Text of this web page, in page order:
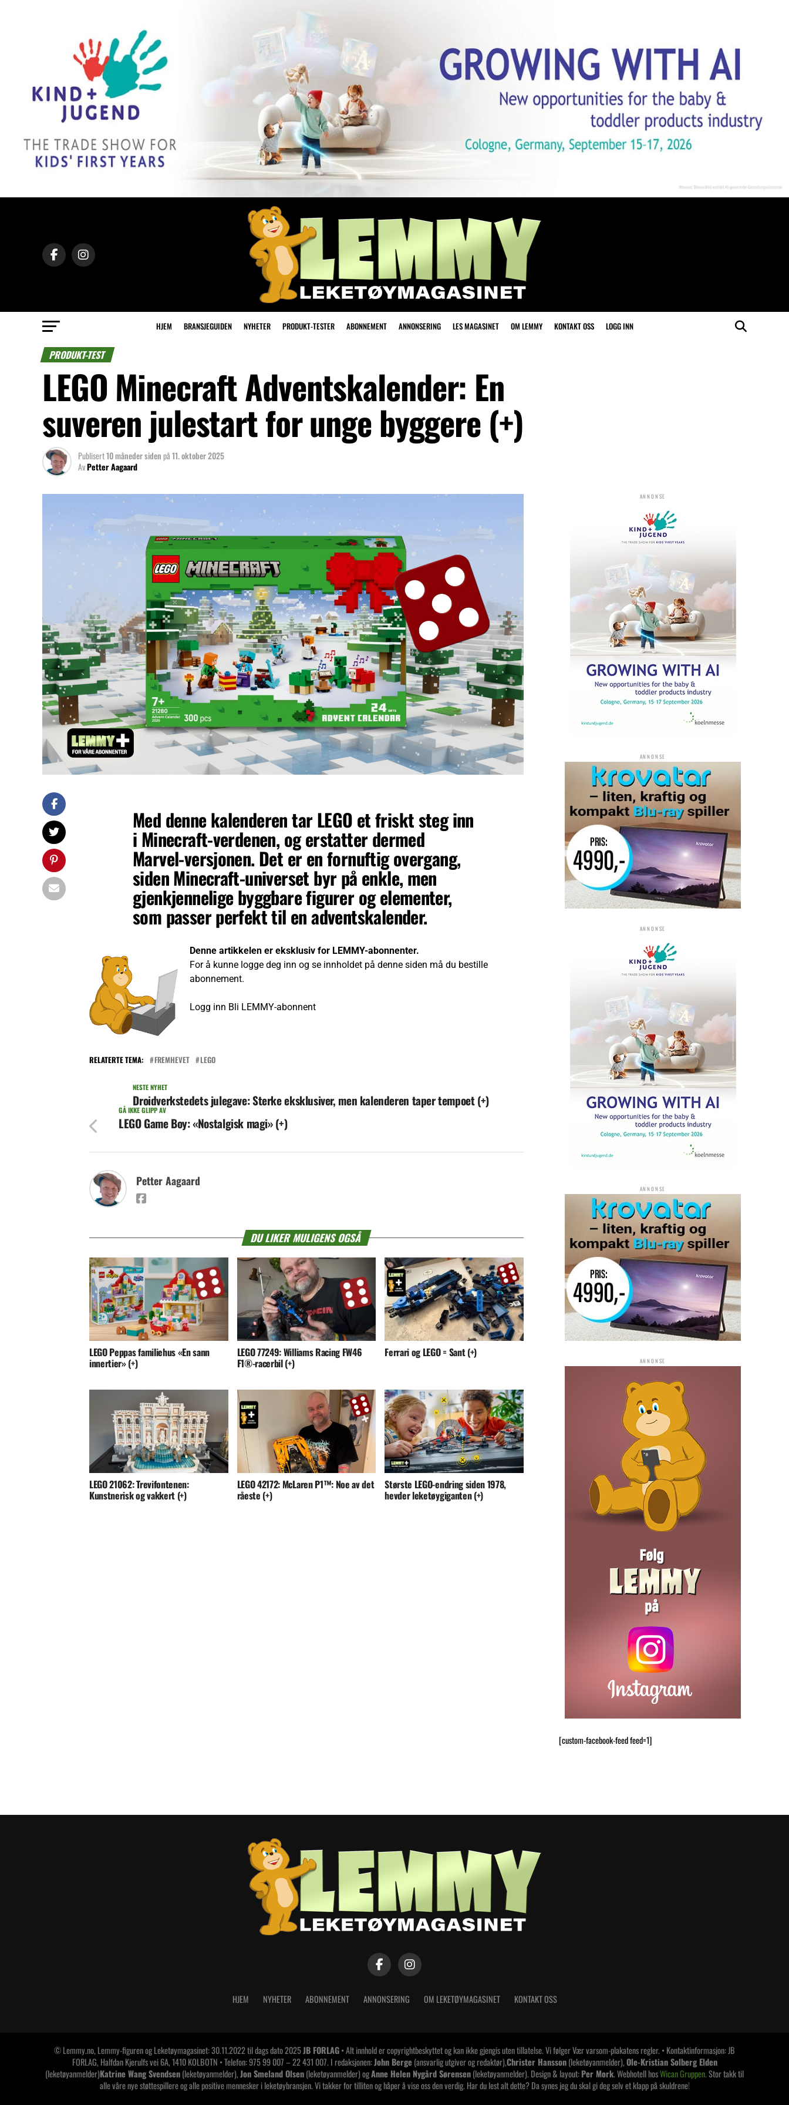
HJEM BRANSJEGUIDEN NYHETER PRODUKT-TESTER ABONNEMENT ANNONSERING LES MAGASINET OM LEMMY KONTAKT OSS LOGG INN
PRODUKT-TEST
LEGO Minecraft Adventskalender: En
suveren julestart for unge byggere (+)
Publisert10 måneder sidenpå11. oktober 2025
AvPetter Aagaard
Med denne kalenderen tar LEGO et friskt steg inn
i Minecraft-verdenen, og erstatter dermed
Marvel-versjonen. Det er en fornuftig overgang,
siden Minecraft-universet byr på enkle, men
gjenkjennelige byggbare figurer og elementer,
som passer perfekt til en adventskalender.
Denne artikkelen er eksklusiv for LEMMY-abonnenter.
For å kunne logge deg inn og se innholdet på denne siden må du bestille
abonnement.
Logg inn Bli LEMMY-abonnent
RELATERTE TEMA: FREMHEVET LEGO
NESTE NYHET
Droidverkstedets julegave: Sterke eksklusiver, men kalenderen taper tempoet (+)
GÅ IKKE GLIPP AV
LEGO Game Boy: «Nostalgisk magi» (+)
Petter Aagaard
DU LIKER MULIGENS OGSÅ
LEGO Peppas familiehus «En sann
innertier» (+)
LEGO 77249: Williams Racing FW46
F1®-racerbil (+)
Ferrari og LEGO = Sant (+)
LEGO 21062: Trevifontenen:
Kunstnerisk og vakkert (+)
LEGO 42172: McLaren P1™: Noe av det
råeste (+)
Største LEGO-endring siden 1978,
hevder leketøygiganten (+)
ANNONSE
ANNONSE
ANNONSE
ANNONSE
ANNONSE
[custom-facebook-feed feed=1]
HJEM NYHETER ABONNEMENT ANNONSERING OM LEKETØYMAGASINET KONTAKT OSS
© Lemmy.no, Lemmy-figuren og Leketøymagasinet: 30.11.2022 til dags dato 2025JB FORLAG• Alt innhold er copyrightbeskyttet og kan ikke gjengis uten tillatelse. Vi følger Vær varsom-plakatens regler. • Kontaktinformasjon: JB
FORLAG, Halfdan Kjerulfs vei 6A, 1410 KOLBOTN • Telefon: 975 99 007 – 22 431 007. I redaksjonen:John Berge(ansvarlig utgiver og redaktør),Christer Hansson(leketøyanmelder),Ole-Kristian Solberg Elden
(leketøyanmelder)Katrine Wang Svendsen(leketøyanmelder),Jon Smeland Olsen(leketøyanmelder) ogAnne Helen Nygård Sørensen(leketøyanmelder). Design & layout:Per Mork. Webhotell hosWican Gruppen.Stor takk til
alle våre nye støttespillere og alle positive mennesker i leketøybransjen. Vi takker for tilliten og håper å vise oss den verdig. Har du lest alt dette? Da synes jeg du skal gi deg selv et klapp på skuldrene!